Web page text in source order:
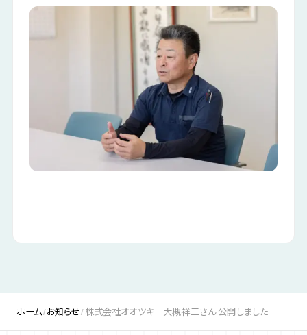
ホーム お知らせ 株式会社オオツキ 大槻祥三さん 公開しました